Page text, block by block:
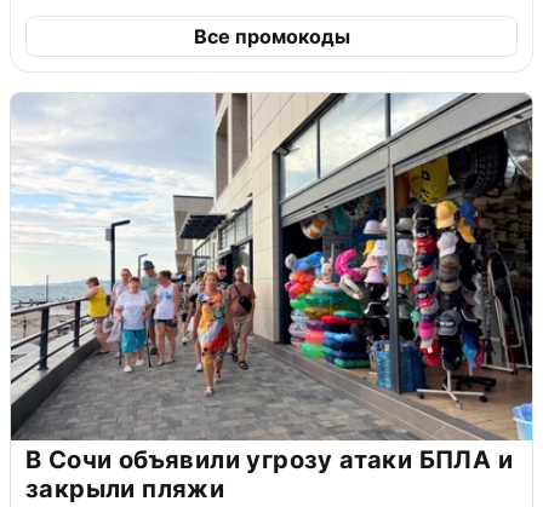
Все промокоды
В Сочи объявили угрозу атаки БПЛА и
закрыли пляжи